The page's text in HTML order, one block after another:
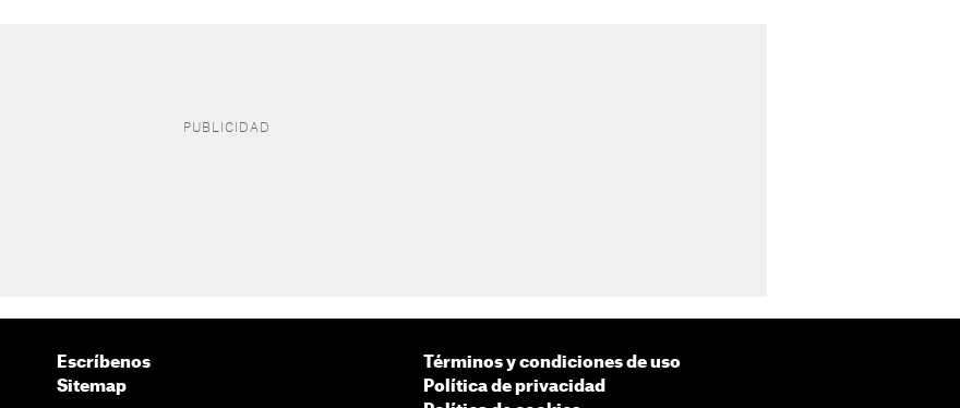
Escríbenos
Sitemap
Términos y condiciones de uso
Política de privacidad